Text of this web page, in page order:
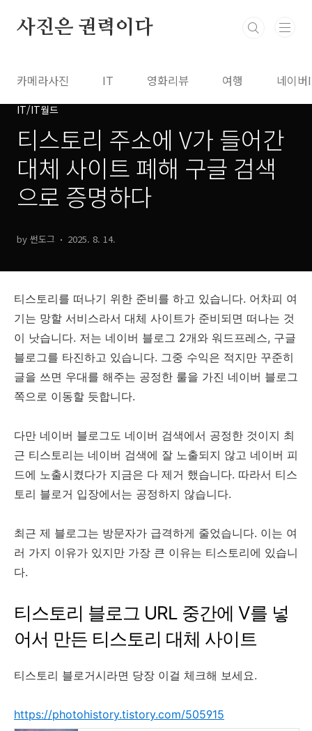
사진은 권력이다
카메라사진 IT 영화리뷰 여행 네이
IT/IT월드
티스토리 주소에 V가 들어간
대체 사이트 폐해 구글 검색
으로 증명하다
by 썬도그 2025. 8. 14.
티스토리를 떠나기 위한 준비를 하고 있습니다. 어차피 여
기는 망할 서비스라서 대체 사이트가 준비되면 떠나는 것
이 낫습니다. 저는 네이버 블로그 2개와 워드프레스, 구글
블로그를 타진하고 있습니다. 그중 수익은 적지만 꾸준히
글을 쓰면 우대를 해주는 공정한 룰을 가진 네이버 블로그
쪽으로 이동할 듯합니다.
다만 네이버 블로그도 네이버 검색에서 공정한 것이지 최
근 티스토리는 네이버 검색에 잘 노출되지 않고 네이버 피
드에 노출시켰다가 지금은 다 제거 했습니다. 따라서 티스
토리 블로거 입장에서는 공정하지 않습니다.
최근 제 블로그는 방문자가 급격하게 줄었습니다. 이는 여
러 가지 이유가 있지만 가장 큰 이유는 티스토리에 있습니
다.
티스토리 블로그 URL 중간에 V를 넣
어서 만든 티스토리 대체 사이트
티스토리 블로거시라면 당장 이걸 체크해 보세요.
https://photohistory.tistory.com/505915